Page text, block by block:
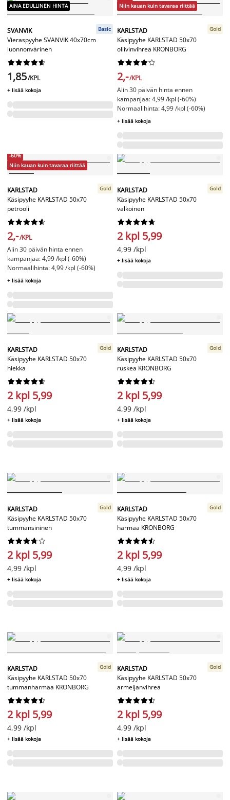
AINA EDULLINEN HINTA
SVANVIK
Vieraspyyhe SVANVIK 40x70cm
luonnonvärinen
Basic






1,85/KPL
+ lisää kokoja
Niin kauan kuin tavaraa riittää
KARLSTAD
Käsipyyhe KARLSTAD 50x70
oliivinvihreä KRONBORG
Gold






2,-/KPL
Alin 30 päivän hinta ennen
kampanjaa: 4,99 /kpl (-60%)
Normaalihinta: 4,99 /kpl (-60%)
+ lisää kokoja
-60%
Niin kauan kuin tavaraa riittää
KARLSTAD
Käsipyyhe KARLSTAD 50x70
petrooli
Gold






2,-/KPL
Alin 30 päivän hinta ennen
kampanjaa: 4,99 /kpl (-60%)
Normaalihinta: 4,99 /kpl (-60%)
+ lisää kokoja
KARLSTAD
Käsipyyhe KARLSTAD 50x70
valkoinen
Gold






2 kpl 5,99
4,99 /kpl
+ lisää kokoja
KARLSTAD
Käsipyyhe KARLSTAD 50x70
hiekka
Gold






2 kpl 5,99
4,99 /kpl
+ lisää kokoja
KARLSTAD
Käsipyyhe KARLSTAD 50x70
ruskea KRONBORG
Gold






2 kpl 5,99
4,99 /kpl
+ lisää kokoja
KARLSTAD
Käsipyyhe KARLSTAD 50x70
tummansininen
Gold






2 kpl 5,99
4,99 /kpl
+ lisää kokoja
KARLSTAD
Käsipyyhe KARLSTAD 50x70
harmaa KRONBORG
Gold






2 kpl 5,99
4,99 /kpl
+ lisää kokoja
KARLSTAD
Käsipyyhe KARLSTAD 50x70
tummanharmaa KRONBORG
Gold






2 kpl 5,99
4,99 /kpl
+ lisää kokoja
KARLSTAD
Käsipyyhe KARLSTAD 50x70
armeijanvihreä
Gold






2 kpl 5,99
4,99 /kpl
+ lisää kokoja